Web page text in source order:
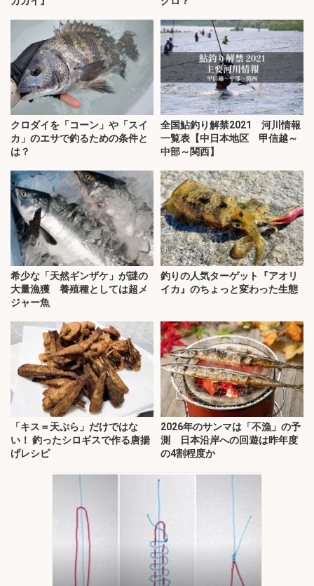
クロダイを「コーン」や「スイ
カ」のエサで釣るための条件と
は？
全国鮎釣り解禁2021 河川情報
一覧表【中日本地区 甲信越～
中部～関西】
希少な「天然ギンザケ」が謎の
大量漁獲 養殖種としては超メ
ジャー魚
釣りの人気ターゲット『アオリ
イカ』のちょっと変わった生態
「キス＝天ぷら」だけではな
い！ 釣ったシロギスで作る唐揚
げレシピ
2026年のサンマは「不漁」の予
測 日本沿岸への回遊は昨年度
の4割程度か